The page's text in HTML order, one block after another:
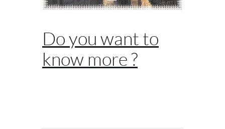
Do you want to
know more ?